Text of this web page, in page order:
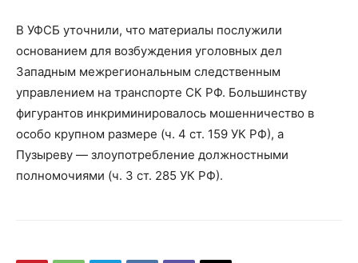
В УФСБ уточнили, что материалы послужили
основанием для возбуждения уголовных дел
Западным межрегиональным следственным
управлением на транспорте СК РФ. Большинству
фигурантов инкриминировалось мошенничество в
особо крупном размере (ч. 4 ст. 159 УК РФ), а
Пузыреву — злоупотребление должностными
полномочиями (ч. 3 ст. 285 УК РФ).